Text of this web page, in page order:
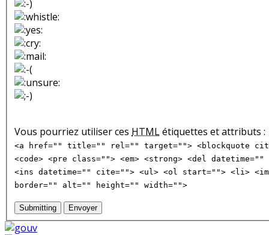
Vous pourriez utiliser ces HTMLétiquettes et attributs :
<a href="" title="" rel="" target=""> <blockquote
<code> <pre class=""> <em> <strong> <del
<ins datetime="" cite=""> <ul> <ol start=""> <li>
border="" alt="" height="" width="">
Submitting Envoyer